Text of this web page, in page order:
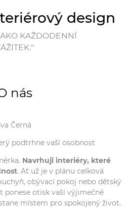
design
KAŽDODENNÍ
nás
Černá
podtrhne vaší osobnost
Navrhuji interiéry, které
. Ať už je v plánu celková
obývací pokoj nebo dětský
ponese otisk vaší výjimečné
místem pro spokojený život.